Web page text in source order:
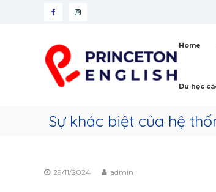
FacebookInstagram
Princeton
English
Trung
tâm
du
Home
Du học
Sự khác biệt của hệ
29/11/2024 admin